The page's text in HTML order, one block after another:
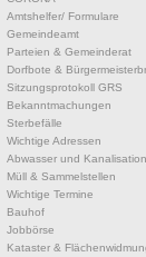
Amtshelfer/ Formulare
Gemeindeamt
Parteien & Gemeinderat
Dorfbote &
Sitzungsprotokoll GRS
Bekanntmachungen
Sterbefälle
Wichtige Adressen
Abwasser und Kanalisation
Müll & Sammelstellen
Wichtige Termine
Bauhof
Jobbörse
Kataster &